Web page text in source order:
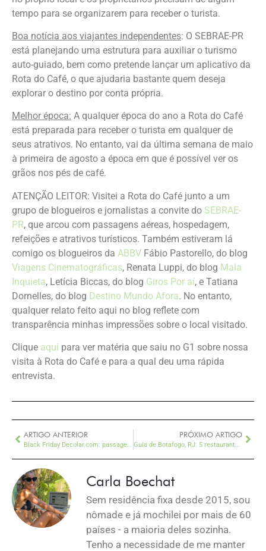
tempo para se organizarem para receber o turista.
Boa notícia aos viajantes independentes: O SEBRAE-PR
está planejando uma estrutura para auxiliar o turismo
auto-guiado, bem como pretende lançar um aplicativo da
Rota do Café, o que ajudaria bastante quem deseja
explorar o destino por conta própria.
Melhor época: A qualquer época do ano a Rota do Café
está preparada para receber o turista em qualquer de
seus atrativos. No entanto, vai da última semana de maio
à primeira de agosto a época em que é possível ver os
grãos nos pés de café.
ATENÇÃO LEITOR: Visitei a Rota do Café junto a um
grupo de blogueiros e jornalistas a convite do SEBRAE-
PR, que arcou com passagens aéreas, hospedagem,
refeições e atrativos turísticos. Também estiveram lá
comigo os blogueiros da ABBV Fábio Pastorello, do blog
Viagens Cinematográficas, Renata Luppi, do blog Mala
Inquieta, Letícia Biccas, do blog Giros Por aí, e Tatiana
Dornelles, do blog Destino Mundo Afora. No entanto,
qualquer relato feito aqui no blog reflete com
transparência minhas impressões sobre o local visitado.
Clique aqui para ver matéria que saiu no G1 sobre nossa
visita à Rota do Café e para a qual deu uma rápida
entrevista.
ARTIGO ANTERIOR
Black Friday Decolar.com: passagens com até 70% de desconto
PRÓXIMO ARTIGO
Guia de Botafogo, RJ: 5 restaurantes estrelados do bairro
Carla Boechat
Sem residência fixa desde 2015, sou
nômade e já mochilei por mais de 60
países - a maioria deles sozinha.
Tenho a necessidade de me manter